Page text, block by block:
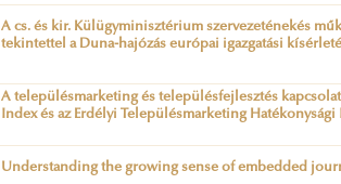
A cs. és kir. Külügyminisztérium szervezeténekés
tekintettel a Duna-hajózás európai igazgatási
A településmarketing és településfejlesztés
Index és az Erdélyi Településmarketing
Understanding the growing sense of embedded